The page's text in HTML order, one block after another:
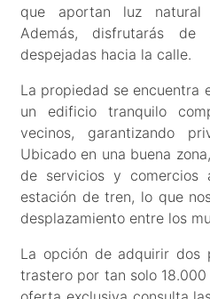
que aportan luz
Además, disfrutarás
despejadas hacia la calle.
La propiedad se encuentra
un edificio tranquilo
vecinos, garantizando
Ubicado en una buena
de servicios y
estación de tren, lo que
desplazamiento entre los
La opción de adquirir dos
trastero por tan solo